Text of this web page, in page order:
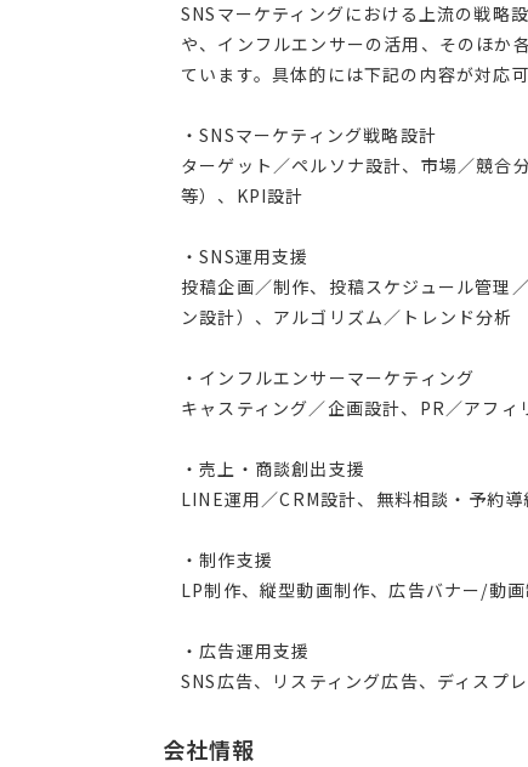
SNSマーケティングにおける上流の戦略
や、インフルエンサーの活用、そのほか
ています。具体的には下記の内容が対応可
・SNSマーケティング戦略設計
ターゲット／ペルソナ設計、市場／競
等）、KPI設計
・SNS運用支援
投稿企画／制作、投稿スケジュール管理
ン設計）、アルゴリズム／トレンド分析
・インフルエンサーマーケティング
キャスティング／企画設計、PR／アフ
・売上・商談創出支援
LINE運用／CRM設計、無料相談・予約
・制作支援
LP制作、縦型動画制作、広告バナー/動
・広告運用支援
SNS広告、リスティング広告、ディスプ
会社情報